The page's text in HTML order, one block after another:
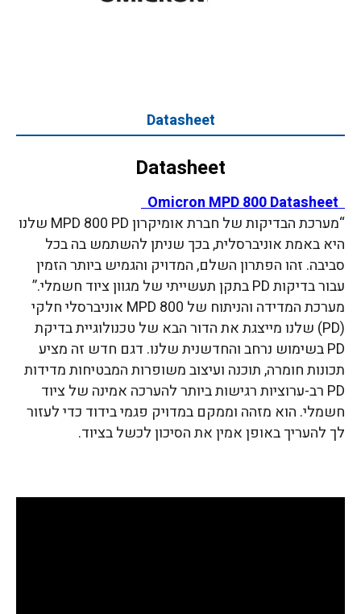
“מערכת הבדיקות של חברת אומיקרון MPD 800 PD שלנו
היא באמת אוניברסלית, בכך שניתן להשתמש בה בכל
סביבה. זהו הפתרון השלם, המדויק והגמיש ביותר הזמין
עבור בדיקות PD בתקן תעשייתי של מגוון ציוד חשמלי.”
מערכת המדידה והניתוח של MPD 800 אוניברסלי חלקי
(PD) שלנו מייצגת את הדור הבא של טכנולוגיית בדיקת
PD בשימוש נרחב והחדשנית שלנו. דגם חדש זה מציע
תכונות חומרה, תוכנה ועיצוב משופרות המבטיחות מדידות
PD רב-ערוציות רגישות ביותר להערכה אמינה של ציוד
חשמלי. הוא מזהה וממקם במדויק פגמי בידוד כדי לעזור
לך להעריך באופן אמין את הסיכון לכשל בציוד.
Datasheet
Datasheet
Omicron MPD 800 Datasheet